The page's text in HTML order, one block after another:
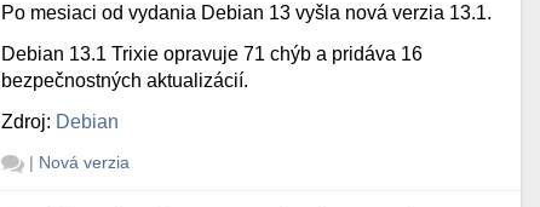
Po mesiaci od vydania Debian 13 vyšla nová verzia 13.1.
Debian 13.1 Trixie opravuje 71 chýb a pridáva 16
bezpečnostných aktualizácií.
Zdroj: Debian
| Nová verzia